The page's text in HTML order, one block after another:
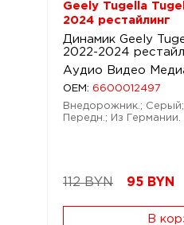
Geely Tugella
2024 рестайлинг
Динамик Geely
2022-2024
Аудио Видео
OEM: 6600012497
Внедорожник.;
Передн.; Из Германии.
112 BYN 95 BYN
В